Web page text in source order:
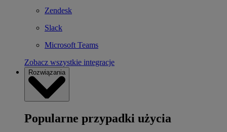
Zendesk
Slack
Microsoft Teams
Zobacz wszystkie integracje
Rozwiązania
Popularne przypadki użycia